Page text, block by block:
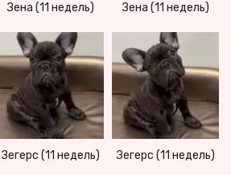
Зена (11 недель) Зена (11 недель)
Зегерс (11 недель) Зегерс (11 недель)